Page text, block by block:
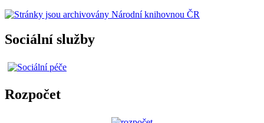
Sociální služby
Rozpočet